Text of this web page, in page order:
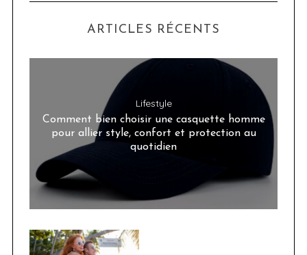
ARTICLES RÉCENTS
Lifestyle
Comment bien choisir une casquette homme
pour allier style, confort et protection au
quotidien